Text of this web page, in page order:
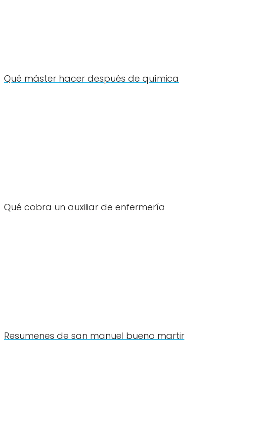
Qué máster hacer después de química
Qué cobra un auxiliar de enfermería
Resumenes de san manuel bueno martir